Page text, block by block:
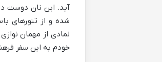
آید. این نان دوست
نمادی از مهمان
خودم به این سفر